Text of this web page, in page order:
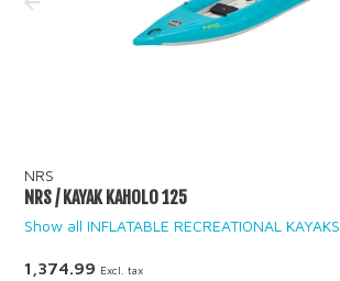
NRS
NRS / KAYAK KAHOLO 125
Show all INFLATABLE RECREATIONAL KAYAKS
1,374.99 Excl. tax